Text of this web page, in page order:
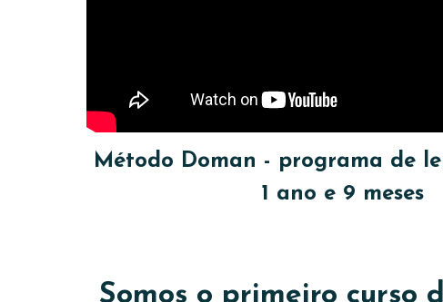
Método Doman - programa de
1 ano e 9 meses
Somos o primeiro curso